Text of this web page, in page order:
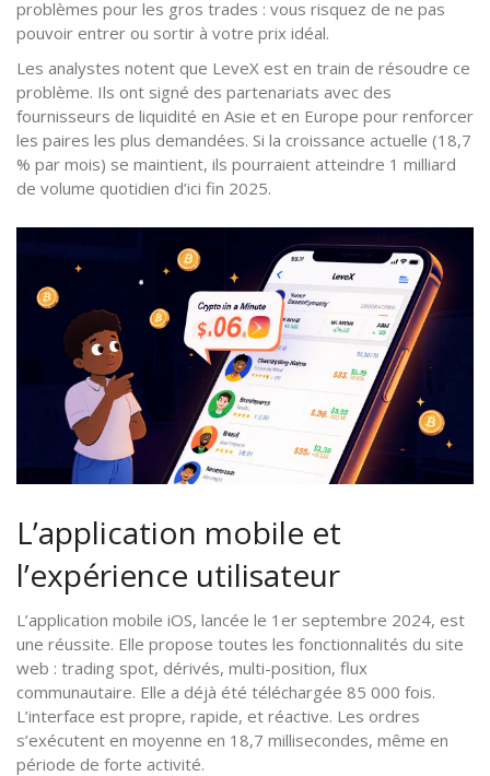
problèmes pour les gros trades : vous risquez de ne pas
pouvoir entrer ou sortir à votre prix idéal.
Les analystes notent que LeveX est en train de résoudre ce
problème. Ils ont signé des partenariats avec des
fournisseurs de liquidité en Asie et en Europe pour renforcer
les paires les plus demandées. Si la croissance actuelle (18,7
% par mois) se maintient, ils pourraient atteindre 1 milliard
de volume quotidien d’ici fin 2025.
L’application mobile et
l’expérience utilisateur
L’application mobile iOS, lancée le 1er septembre 2024, est
une réussite. Elle propose toutes les fonctionnalités du site
web : trading spot, dérivés, multi-position, flux
communautaire. Elle a déjà été téléchargée 85 000 fois.
L’interface est propre, rapide, et réactive. Les ordres
s’exécutent en moyenne en 18,7 millisecondes, même en
période de forte activité.